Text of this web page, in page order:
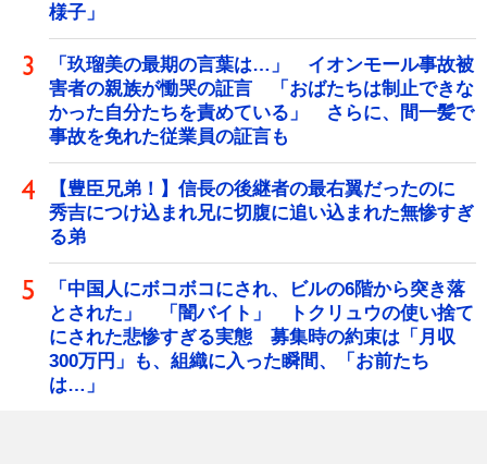
様子」
「玖瑠美の最期の言葉は…」 イオンモール事故被
害者の親族が慟哭の証言 「おばたちは制止できな
かった自分たちを責めている」 さらに、間一髪で
事故を免れた従業員の証言も
【豊臣兄弟！】信長の後継者の最右翼だったのに
秀吉につけ込まれ兄に切腹に追い込まれた無惨すぎ
る弟
「中国人にボコボコにされ、ビルの6階から突き落
とされた」 「闇バイト」 トクリュウの使い捨て
にされた悲惨すぎる実態 募集時の約束は「月収
300万円」も、組織に入った瞬間、「お前たち
は…」